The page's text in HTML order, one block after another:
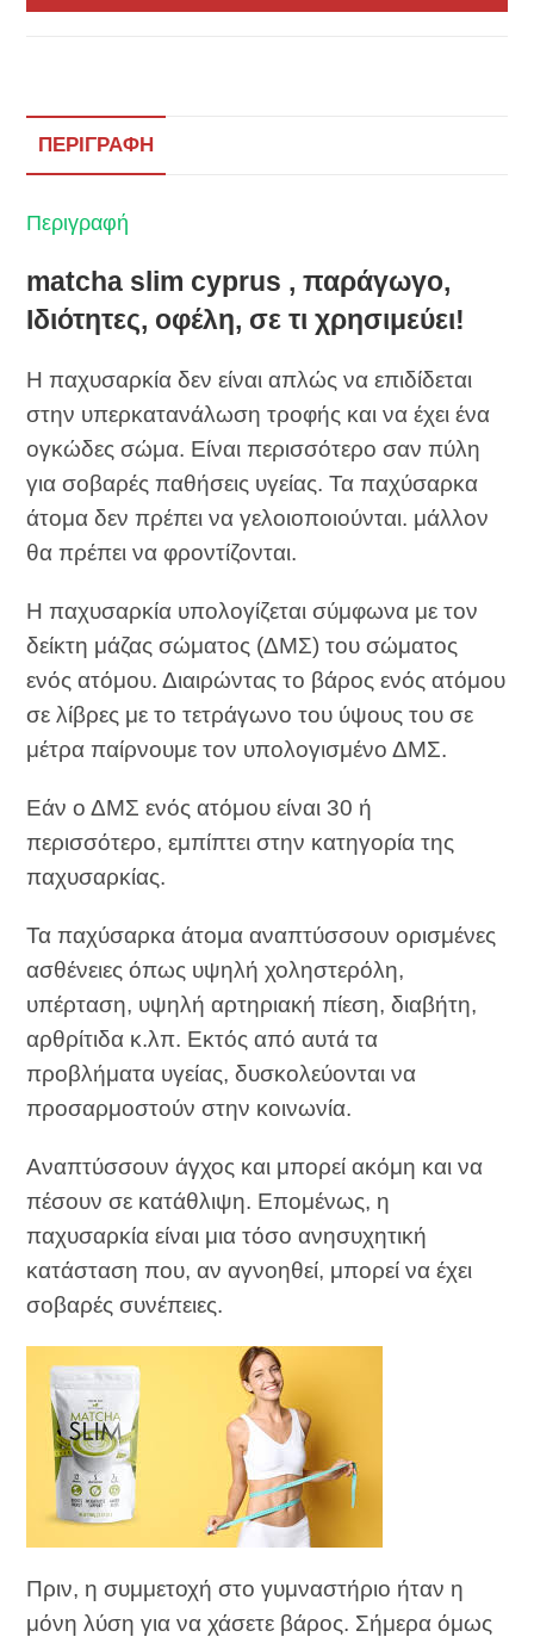
ΠΕΡΙΓΡΑΦΉ
Περιγραφή
matcha slim cyprus , παράγωγο,
Ιδιότητες, οφέλη, σε τι χρησιμεύει!
Η παχυσαρκία δεν είναι απλώς να επιδίδεται
στην υπερκατανάλωση τροφής και να έχει ένα
ογκώδες σώμα. Είναι περισσότερο σαν πύλη
για σοβαρές παθήσεις υγείας. Τα παχύσαρκα
άτομα δεν πρέπει να γελοιοποιούνται. μάλλον
θα πρέπει να φροντίζονται.
Η παχυσαρκία υπολογίζεται σύμφωνα με τον
δείκτη μάζας σώματος (ΔΜΣ) του σώματος
ενός ατόμου. Διαιρώντας το βάρος ενός ατόμου
σε λίβρες με το τετράγωνο του ύψους του σε
μέτρα παίρνουμε τον υπολογισμένο ΔΜΣ.
Εάν ο ΔΜΣ ενός ατόμου είναι 30 ή
περισσότερο, εμπίπτει στην κατηγορία της
παχυσαρκίας.
Τα παχύσαρκα άτομα αναπτύσσουν ορισμένες
ασθένειες όπως υψηλή χοληστερόλη,
υπέρταση, υψηλή αρτηριακή πίεση, διαβήτη,
αρθρίτιδα κ.λπ. Εκτός από αυτά τα
προβλήματα υγείας, δυσκολεύονται να
προσαρμοστούν στην κοινωνία.
Αναπτύσσουν άγχος και μπορεί ακόμη και να
πέσουν σε κατάθλιψη. Επομένως, η
παχυσαρκία είναι μια τόσο ανησυχητική
κατάσταση που, αν αγνοηθεί, μπορεί να έχει
σοβαρές συνέπειες.
Πριν, η συμμετοχή στο γυμναστήριο ήταν η
μόνη λύση για να χάσετε βάρος. Σήμερα όμως